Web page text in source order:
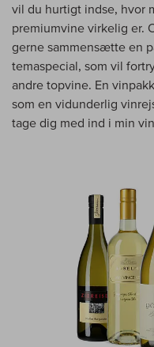
vil du hurtigt indse, hvor
premiumvine virkelig er.
gerne sammensætte en
temaspecial, som vil
andre topvine. En
som en vidunderlig
tage dig med ind i min